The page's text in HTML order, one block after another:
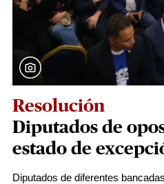
Resolución
Diputados de
estado de
Diputados de diferentes